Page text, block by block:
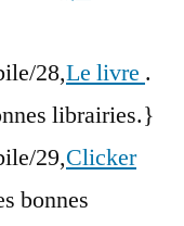
28,Le livre .
librairies.}
29,Clicker
bonnes